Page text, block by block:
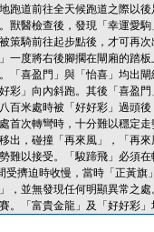
跑道前往全天候跑道之際以
獸醫檢查後，發現「幸運愛
策騎前往起步點後，才可再
一度將右後腳擱在閘廂的踏
「喜盈門」與「怡喜」均出
彩」向內斜跑。其後「喜盈
百米處時被「好好彩」過頭
首次轉彎時，十分難以穩定
出，碰撞「再來風」，「再
難以接受。「駿蹄飛」必須
擠迫時收慢，當時「正黃
，並無發現任何明顯異常之
。「富貴金龍」及「好好彩